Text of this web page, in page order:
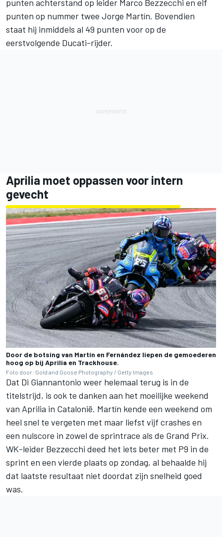
punten achterstand op leider Marco Bezzecchi en elf
punten op nummer twee Jorge Martín. Bovendien
staat hij inmiddels al 49 punten voor op de
eerstvolgende Ducati-rijder.
Aprilia moet oppassen voor intern
gevecht
Door de botsing van Martín en Fernández liepen de gemoederen
hoog op bij Aprilia en Trackhouse.
Foto door: Gold and Goose Photography / Getty Images
Dat Di Giannantonio weer helemaal terug is in de
titelstrijd, is ook te danken aan het moeilijke weekend
van Aprilia in Catalonië. Martín kende een weekend om
heel snel te vergeten met maar liefst vijf crashes en
een nulscore in zowel de sprintrace als de Grand Prix.
WK-leider Bezzecchi deed het iets beter met P9 in de
sprint en een vierde plaats op zondag, al behaalde hij
dat laatste resultaat niet doordat zijn snelheid goed
was.